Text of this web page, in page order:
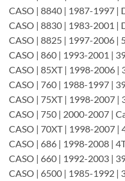
CASO | 8840 | 1987-1997 |
CASO | 8830 | 1983-2001 |
CASO | 8825 | 1997-2006 |
CASO | 860 | 1993-2001 |
CASO | 85XT | 1998-2006 |
CASO | 760 | 1988-1997 |
CASO | 75XT | 1998-2007 |
CASO | 750 | 2000-2007 |
CASO | 70XT | 1998-2007 |
CASO | 686 | 1998-2008 |
CASO | 660 | 1992-2003 |
CASO | 6500 | 1985-1992 |